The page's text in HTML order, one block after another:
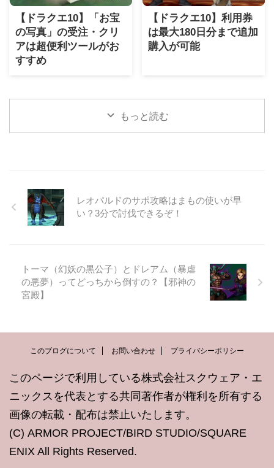
【ドラクエ10】「お宝
の写真」の受注・クリ
アは超便利ツールがお
すすめ
【ドラクエ10】利用券
は最大180日分まで追加
購入が可能
もっと読む
レオパルドのサポ攻略はまもの使いが早
い？3分で討伐できるぞ！
トーマ（幻妖の黒公子）とドレアム（暴虐
の悪夢）ってどっちから倒すの？【邪神の
宮殿】
このブログについて お問い合わせ プライバシーポリシー
このページで利用している株式会社スクウェア・エ
ニックスを代表とする共同著作者が権利を所有する
画像の転載・配布は禁止いたします。
(C) ARMOR PROJECT/BIRD STUDIO/SQUARE
ENIX All Rights Reserved.